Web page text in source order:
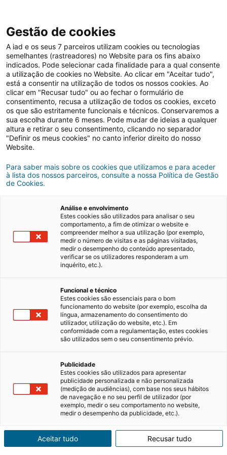
Cookies
Comprar, arrendar
ou estimar o valor
de um imóvel com
a iad.
Com um profundo conhecimento do mercado
imobiliário, os nossos consultores independentes
Gestão de cookies
A iad e os seus 7 parceiros utilizam cookies ou tecnologias
semelhantes (rastreadores) no Website para os fins abaixo
indicados. Pode selecionar cada finalidade para a qual consente
a utilização de cookies no Website. Ao clicar em "Aceitar tudo",
está a consentir na utilização de todos os nossos cookies. Ao
clicar em "Recusar tudo" ou ao fechar o formulário de
consentimento, recusa a utilização de todos os cookies, exceto
os que são estritamente funcionais e técnicos. Conservaremos a
sua escolha durante 6 meses. Pode mudar de ideias a qualquer
altura e retirar o seu consentimento, clicando no separador
"Definir os meus cookies" no canto inferior direito do nosso
Website.
Para saber mais sobre os cookies que utilizamos e para aceder
à lista dos nossos parceiros, consulte a nossa Política de Gestão
de Cookies.
Análise e envolvimento
Estes cookies são utilizados para analisar o seu
comportamento, a fim de otimizar o website e
compreender melhor a sua utilização (por exemplo,
medir o número de visitas e as páginas visitadas,
medir o desempenho do conteúdo apresentado,
verificar se os utilizadores responderam a um
inquérito, etc.).
Funcional e técnico
Estes cookies são essenciais para o bom
funcionamento do website (por exemplo, escolha da
língua, armazenamento do consentimento do
utilizador, utilização do website, etc.). Em
conformidade com a regulamentação, estes cookies
são utilizados sem o seu consentimento prévio.
Publicidade
Estes cookies são utilizados para apresentar
publicidade personalizada e não personalizada
(medição de audiências), com base nos seus hábitos
de navegação e no seu perfil de utilizador (por
exemplo, medir o seu comportamento no website,
medir o desempenho da publicidade, etc.).
Aceitar tudo Recusar tudo